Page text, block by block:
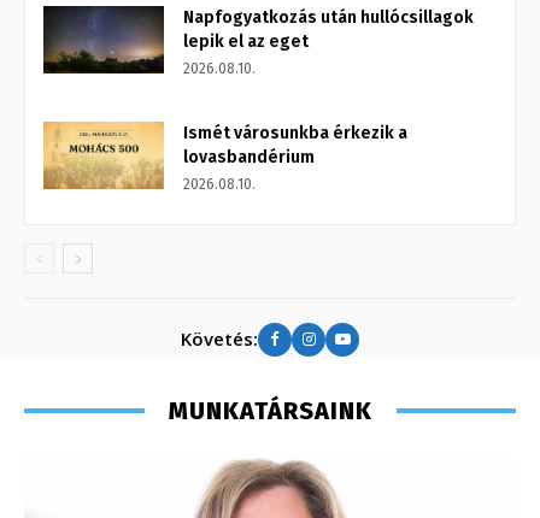
Napfogyatkozás után hullócsillagok
lepik el az eget
2026.08.10.
Ismét városunkba érkezik a
lovasbandérium
2026.08.10.
Követés:
MUNKATÁRSAINK